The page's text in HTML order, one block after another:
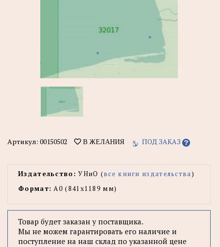
Артикул: 00150502 В ЖЕЛАНИЯ ПОД ЗАКАЗ
Издательство: УНиО (все книги издательства)
Формат: А0 (841x1189 мм)
Товар будет заказан у поставщика.
Мы не можем гарантировать его наличие и
поступление на наш склад по указанной цене